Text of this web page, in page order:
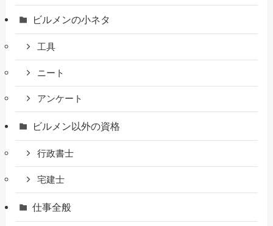
ビルメンの小ネタ
工具
ニート
アンケート
ビルメン以外の資格
行政書士
宅建士
仕事全般